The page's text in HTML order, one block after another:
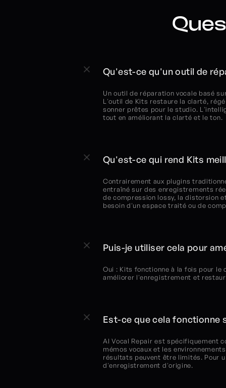
Qu'est-ce qu'un outil de
Un outil de réparation vocale basé
L'outil de Kits restaure la clarté,
sonner prêtes pour le studio.
tout en améliorant la clarté et le ton.
Qu'est-ce qui rend Kits
Contrairement aux plugins
entraîné sur des enregistrements
de compression lossy, la distorsion
besoin d'un espace traité ou de
Puis-je utiliser cela pour
Oui : Kits fonctionne à la fois pour le
améliorer l'enregistrement et
Est-ce que cela fonctionne
AI Vocal Repair est spécifiquement
mémos vocaux et les
résultats peuvent être limités. Pour
d'enregistrement d'origine.